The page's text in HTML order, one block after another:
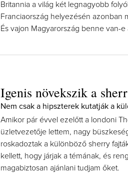
Britannia a világ két legnagyobb
Franciaország helyezésén azonban
És vajon Magyarország benne van-e
Igenis növekszik a
Nem csak a hipszterek kutatják a
Amikor pár évvel ezelőtt a londoni
üzletvezetője lettem, nagy
roskadoztak a különböző sherry
kellett, hogy járjak a témának, és
magabiztosan ajánlani tudjam őket.